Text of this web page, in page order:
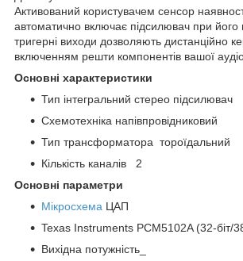
Активований користувачем сенсор
автоматично включає підсилювач при його
тригерні виходи дозволяють дистанційно
включенням решти компонентів вашої
Основні характеристики
Тип інтегральний стерео підсилювач
Схемотехніка напівпровідниковий
Тип трансформатора тороїдальний
Кількість каналів 2
Основні параметри
Мікросхема ЦАП
Texas Instruments PCM5102A (32-біт/
Вихідна потужність_